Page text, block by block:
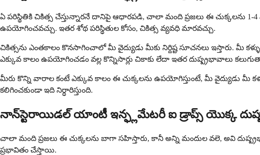
ఏ పరిస్థితికి చికిత్స చేస్తున్నారనే దానిపై ఆధారపడి, చాలా మంది ప్రజలు ఈ చుక్కలను
ఉపయోగించవచ్చు. ఇతర శోథ పరిస్థితుల కోసం, చికిత్స వ్యవధి మారవచ్చు.
చికిత్సను ఎంతకాలం కొనసాగించాలో మీ వైద్యుడు మీకు నిర్దిష్ట సూచనలు ఇస్తారు. మీ
ఎక్కువ కాలం ఉపయోగించడం వల్ల కొన్నిసార్లు చికాకు లేదా ఇతర దుష్ప్రభావాలు
మీరు కొన్ని వారాల కంటే ఎక్కువ కాలం ఈ చుక్కలను ఉపయోగిస్తుంటే, మీ వైద్యుడు మీ
కలిగించకుండా ఇది నిర్ధారిస్తుంది.
నాన్‌స్టెరాయిడల్ యాంటీ ఇన్ఫ్లమేటరీ ఐ డ్రాప్స్ యొక్క
చాలా మంది ప్రజలు ఈ చుక్కలను బాగా సహిస్తారు, కానీ అన్ని మందుల వలె, అవి
ప్రభావితం చేస్తాయి.